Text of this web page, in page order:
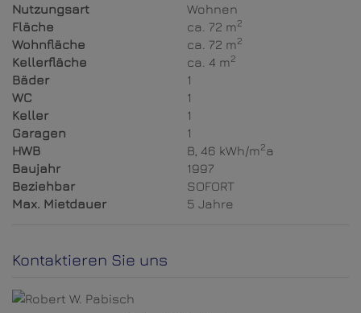
Nutzungsart
Wohnen
Fläche
ca. 72 m2
Wohnfläche ca. 72 m2
Kellerfläche ca. 4 m2
Bäder
1
WC
1
Keller
1
Garagen
1
HWB
B, 46 kWh/m2a
Baujahr
1997
Beziehbar
SOFORT
Max. Mietdauer
5 Jahre
Kontaktieren Sie uns